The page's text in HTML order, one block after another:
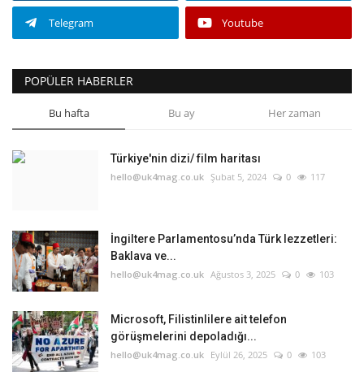
Telegram Youtube
POPÜLER HABERLER
Bu hafta Bu ay Her zaman
Türkiye'nin dizi/ film haritası
hello@uk4mag.co.uk Şubat 5, 2024 0 117
İngiltere Parlamentosu’nda Türk lezzetleri:
Baklava ve...
hello@uk4mag.co.uk Ağustos 3, 2025 0 103
Microsoft, Filistinlilere ait telefon
görüşmelerini depoladığı...
hello@uk4mag.co.uk Eylül 26, 2025 0 103